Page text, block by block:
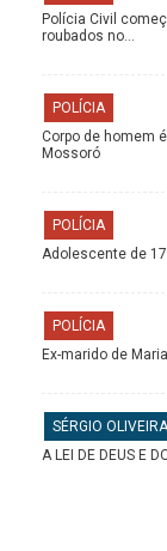
Polícia Civil
roubados no…
POLÍCIA
Corpo de homem
Mossoró
POLÍCIA
Adolescente de
POLÍCIA
Ex-marido de
SÉRGIO OLIVEIRA
A LEI DE DEUS E